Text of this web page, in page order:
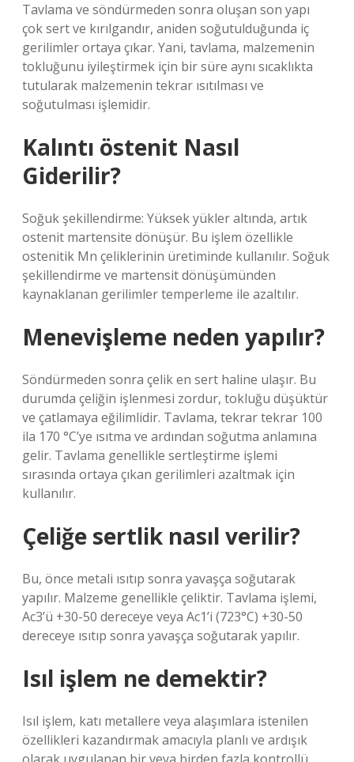
Tavlama ve söndürmeden sonra oluşan son yapı
çok sert ve kırılgandır, aniden soğutulduğunda iç
gerilimler ortaya çıkar. Yani, tavlama, malzemenin
tokluğunu iyileştirmek için bir süre aynı sıcaklıkta
tutularak malzemenin tekrar ısıtılması ve
soğutulması işlemidir.
Kalıntı östenit Nasıl
Giderilir?
Soğuk şekillendirme: Yüksek yükler altında, artık
ostenit martensite dönüşür. Bu işlem özellikle
ostenitik Mn çeliklerinin üretiminde kullanılır. Soğuk
şekillendirme ve martensit dönüşümünden
kaynaklanan gerilimler temperleme ile azaltılır.
Menevişleme neden yapılır?
Söndürmeden sonra çelik en sert haline ulaşır. Bu
durumda çeliğin işlenmesi zordur, tokluğu düşüktür
ve çatlamaya eğilimlidir. Tavlama, tekrar tekrar 100
ila 170 °C’ye ısıtma ve ardından soğutma anlamına
gelir. Tavlama genellikle sertleştirme işlemi
sırasında ortaya çıkan gerilimleri azaltmak için
kullanılır.
Çeliğe sertlik nasıl verilir?
Bu, önce metali ısıtıp sonra yavaşça soğutarak
yapılır. Malzeme genellikle çeliktir. Tavlama işlemi,
Ac3’ü +30-50 dereceye veya Ac1’i (723°C) +30-50
dereceye ısıtıp sonra yavaşça soğutarak yapılır.
Isıl işlem ne demektir?
Isıl işlem, katı metallere veya alaşımlara istenilen
özellikleri kazandırmak amacıyla planlı ve ardışık